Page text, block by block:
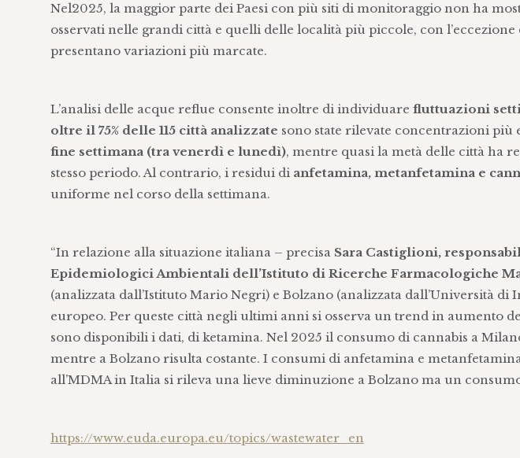
Nel2025, la maggior parte dei Paesi con più siti di monitoraggio non ha
osservati nelle grandi città e quelli delle località più piccole, con l’eccezione
presentano variazioni più marcate.
L’analisi delle acque reflue consente inoltre di individuare fluttuazioni
oltre il 75% delle 115 città analizzate sono state rilevate concentrazioni più
fine settimana (tra venerdì e lunedì), mentre quasi la metà delle città ha
stesso periodo. Al contrario, i residui di anfetamina, metanfetamina e
uniforme nel corso della settimana.
“In relazione alla situazione italiana – precisa Sara Castiglioni,
Epidemiologici Ambientali dell’Istituto di Ricerche Farmacologiche
(analizzata dall’Istituto Mario Negri) e Bolzano (analizzata dall’Università
europeo. Per queste città negli ultimi anni si osserva un trend in aumento
sono disponibili i dati, di ketamina. Nel 2025 il consumo di cannabis a
mentre a Bolzano risulta costante. I consumi di anfetamina e
all’MDMA in Italia si rileva una lieve diminuzione a Bolzano ma un
https://www.euda.europa.eu/topics/wastewater_en